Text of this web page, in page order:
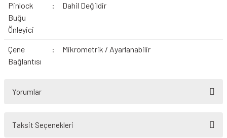
Pinlock
Buğu
Önleyici
: Dahil Değildir
Çene
Bağlantısı
: Mikrometrik / Ayarlanabilir
Yorumlar
Taksit Seçenekleri